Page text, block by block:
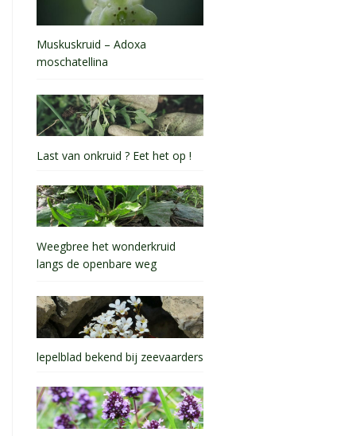
Muskuskruid – Adoxa
moschatellina
Last van onkruid ? Eet het op !
Weegbree het wonderkruid
langs de openbare weg
lepelblad bekend bij zeevaarders